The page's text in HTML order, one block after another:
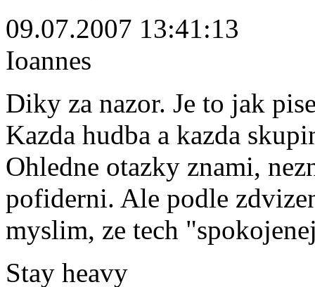
09.07.2007 13:41:13
Ioannes
Diky za nazor. Je to jak
Kazda hudba a kazda
Ohledne otazky znami,
pofiderni. Ale podle
myslim, ze tech
Stay heavy